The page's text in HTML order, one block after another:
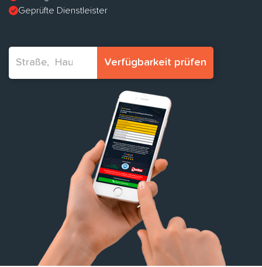
Geprüfte Dienstleister
Verfügbarkeit prüfen